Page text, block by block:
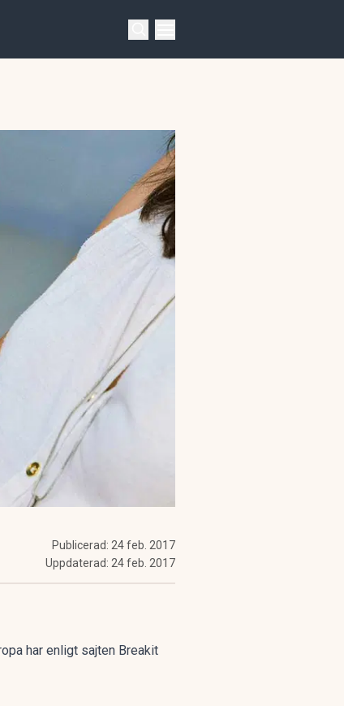
Publicerad: 24 feb. 2017
Uppdaterad: 24 feb. 2017
har enligt sajten Breakit